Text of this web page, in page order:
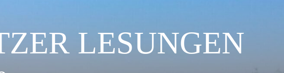
LESUNGEN